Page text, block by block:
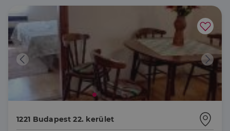
1221 Budapest 22. kerület
szállítására
használja,
mint például
valós idejű
ajánlattétel
harmadik fél
hirdetőitől
Google LLC
.dh.hu
2
hónap
4 hét
Ezt a cookie-t
a Doubleclick
állítja be, és
arról, hogy a